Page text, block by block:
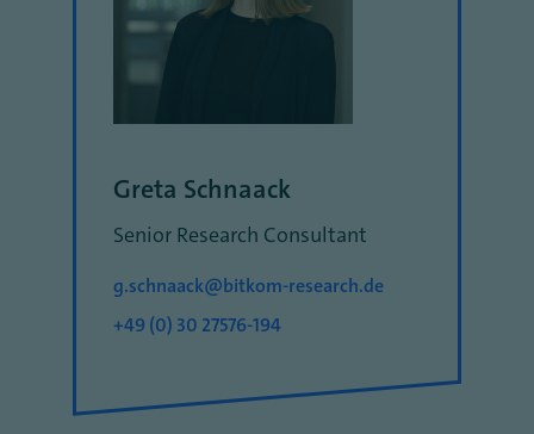
Greta Schnaack
Senior Research Consultant
g.schnaack@bitkom-research.de
+49 (0) 30 27576-194